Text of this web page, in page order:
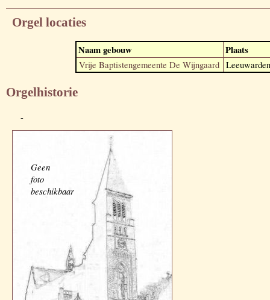
Orgel locaties
Naam gebouw Plaats
Vrije Baptistengemeente De Wijngaard Leeuwarden
Orgelhistorie
-
Geen
foto
beschikbaar